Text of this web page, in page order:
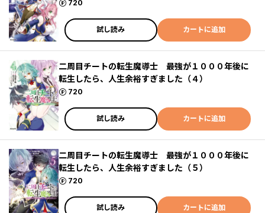
720
ポイント
試し読み カートに追加
二周目チートの転生魔導士 最強が１０００年後に
転生したら、人生余裕すぎました（４）
720
ポイント
試し読み カートに追加
二周目チートの転生魔導士 最強が１０００年後に
転生したら、人生余裕すぎました（５）
720
ポイント
試し読み カートに追加